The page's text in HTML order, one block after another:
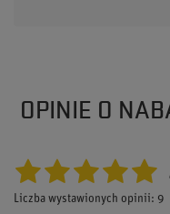
OPINIE O
Liczba wystawionych opinii: 9